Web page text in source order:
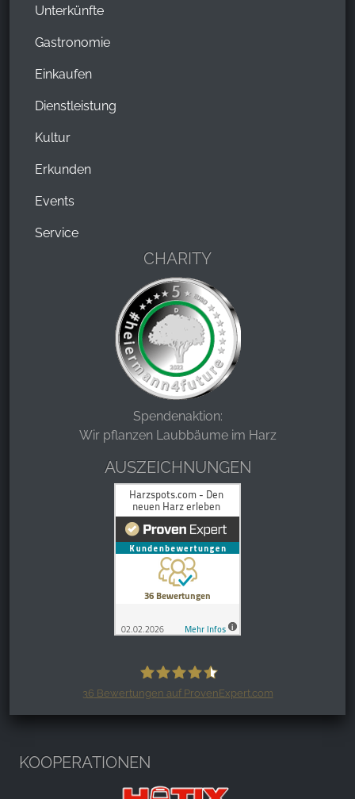
Unterkünfte
Gastronomie
Einkaufen
Dienstleistung
Kultur
Erkunden
Events
Service
CHARITY
Spendenaktion:
Wir pflanzen Laubbäume im Harz
AUSZEICHNUNGEN
Harzspots.com - Den neuen Harz
36 Bewertungen auf ProvenExpert.com
KOOPERATIONEN